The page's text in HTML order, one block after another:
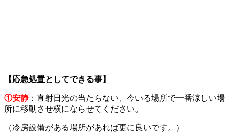
【応急処置としてできる事】
①安静：直射日光の当たらない、今いる場所で一番涼しい場
所に移動させ横にならせてください。
（冷房設備がある場所があれば更に良いです。）